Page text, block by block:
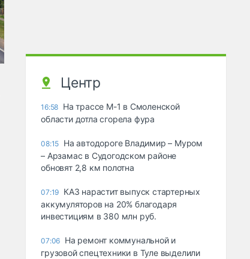
Центр
16:58 На трассе М-1 в Смоленской
области дотла сгорела фура
08:15 На автодороге Владимир – Муром
– Арзамас в Судогодском районе
обновят 2,8 км полотна
07:19 КАЗ нарастит выпуск стартерных
аккумуляторов на 20% благодаря
инвестициям в 380 млн руб.
07:06 На ремонт коммунальной и
грузовой спецтехники в Туле выделили